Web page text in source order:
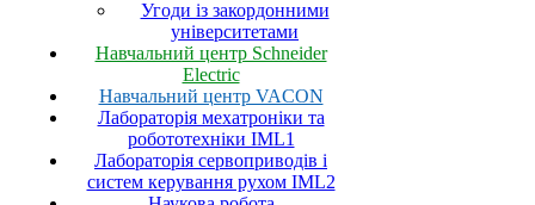
Угоди із закордонними
університетами
Навчальний центр Schneider
Electric
Навчальний центр VACON
Лабораторія мехатроніки та
робототехніки IML1
Лабораторія сервоприводів і
систем керування рухом IML2